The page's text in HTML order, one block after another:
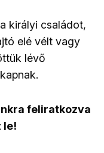
királyi családot,
elé vélt vagy
lévő
feliratkozva
le!